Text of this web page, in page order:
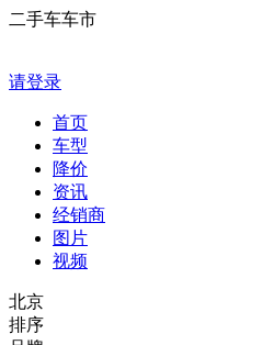
二手车车市
请登录
首页
车型
降价
资讯
经销商
图片
视频
北京
排序